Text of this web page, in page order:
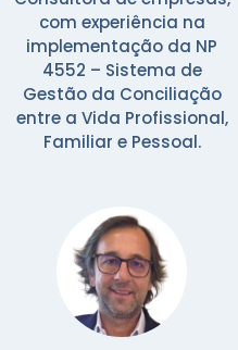
com experiência na
implementação da NP
4552 – Sistema de
Gestão da Conciliação
entre a Vida Profissional,
Familiar e Pessoal.